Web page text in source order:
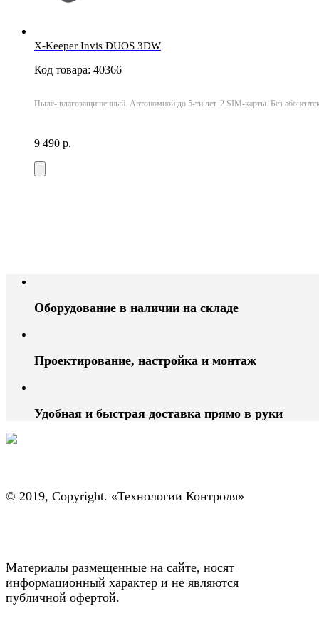
X-Keeper Invis DUOS 3DW
Код товара: 40366
Пыле- влагозащищенный. Автономной до 5-ти лет. 2 SIM-карты. Без
9 490 р.
Оборудование в наличии на складе
Проектирование, настройка и монтаж
Удобная и быстрая доставка прямо в руки
© 2019, Copyright. «Технологии Контроля»
Материалы размещенные на сайте, носят
информационный характер и не являются
публичной офертой.